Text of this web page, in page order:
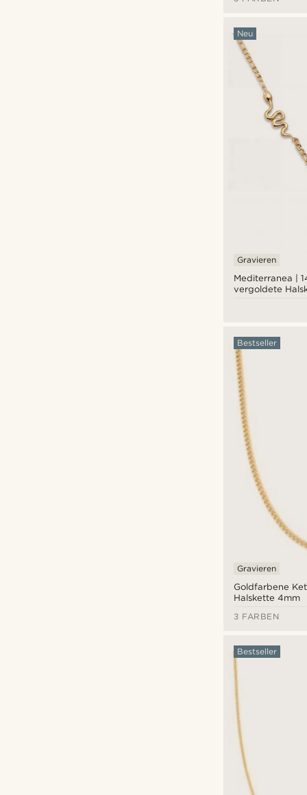
Mediterranea |
vergoldete
Neu
Gravieren
Goldfarbene
Halskette 4mm
Bestseller
Gravieren
3 FARBEN
Bestseller